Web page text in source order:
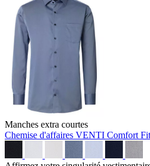
Manches extra courtes
Chemise d'affaires VENTI Comfort Fit